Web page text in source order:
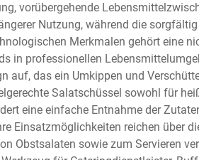
vorübergehende
Nutzung, während die
Merkmalen gehört eine
in professionellen
auf, das ein Umkippen und
Salatschüssel sowohl für
eine einfache Entnahme der
Einsatzmöglichkeiten reichen über
Obstsalaten sowie zum Servieren